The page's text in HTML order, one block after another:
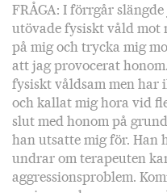
FRÅGA: I förrgår
utövade fysiskt våld mot
på mig och trycka mig
att jag provocerat
fysiskt våldsam men
och kallat mig hora vid
slut med honom på
han utsatte mig för. Han
undrar om terapeuten
aggressionsproblem.